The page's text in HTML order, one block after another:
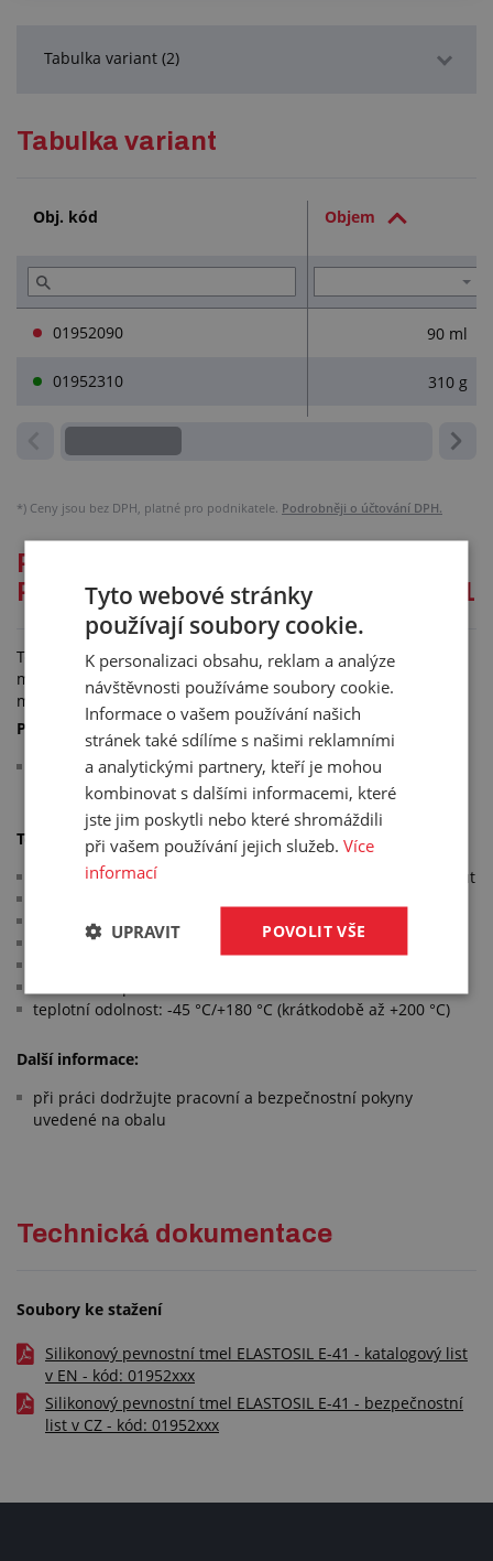
Tabulka variant (2)
Tabulka variant
Obj. kód Objem
01952090 90 ml
01952310 310 g
*) Ceny jsou bez DPH, platné pro podnikatele. Podrobněji o účtování DPH.
Podrobný popis pro: SILIKONOVÝ
PEVNOSTNÍ TMEL ELASTOSIL E-41
Tekutý jednosložkový silikonový tmel s velmi dobrými
mechanickými vlastnostmi a velmi dobrou přilnavostí k
mnoha materiálům. Tvrdne při pokojové teplotě.
Použití:
v oblasti lepení, těsnění, tmelení, zalévání, povlakování a
odlévání
Technické parametry:
vulkanizuje při pokojové teplotě: doba schnutí 10 - 20 minut
hustota při +23 °C: 1,12 g/cm
viskozita při +23 °C: 65000 mPa*s
teplotní odolnost: -45 °C/+180 °C (krátkodobě až +200 °C)
Další informace:
při práci dodržujte pracovní a bezpečnostní pokyny
uvedené na obalu
Technická dokumentace
Soubory ke stažení
Silikonový pevnostní tmel ELASTOSIL E-41 - katalogový list
v EN - kód: 01952xxx
Silikonový pevnostní tmel ELASTOSIL E-41 - bezpečnostní
list v CZ - kód: 01952xxx
Tyto webové stránky
používají soubory cookie.
K personalizaci obsahu, reklam a analýze
návštěvnosti používáme soubory cookie.
Informace o vašem používání našich
stránek také sdílíme s našimi reklamními
a analytickými partnery, kteří je mohou
kombinovat s dalšími informacemi, které
jste jim poskytli nebo které shromáždili
při vašem používání jejich služeb.Více
informací
POVOLIT VŠE
UPRAVIT